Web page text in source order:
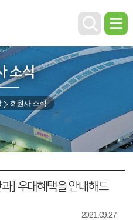
소식
회원사 소식
] 우대혜택을 안내해드
2021.09.27